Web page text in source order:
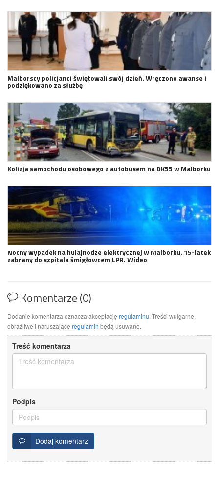
Malborscy policjanci świętowali swój dzień. Wręczono awanse i
podziękowano za służbę
Kolizja samochodu osobowego z autobusem na DK55 w Malborku
Nocny wypadek na hulajnodze elektrycznej w Malborku. 15-latek
zabrany do szpitala śmigłowcem LPR. Wideo
Komentarze (0)
Dodanie komentarza oznacza akceptację regulaminu. Treści wulgarne,
obraźliwe i naruszające regulamin będą usuwane.
Treść komentarza
Podpis
Dodaj komentarz